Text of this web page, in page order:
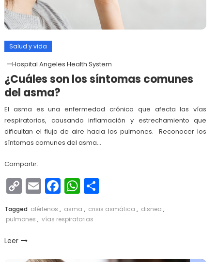
Salud y vida
Hospital Angeles Health System
¿Cuáles son los síntomas comunes
del asma?
El asma es una enfermedad crónica que afecta las vías
respiratorias, causando inflamación y estrechamiento que
dificultan el flujo de aire hacia los pulmones. Reconocer los
síntomas comunes del asma…
Compartir:
Copy
Link
EmailFacebook
WhatsApp
Compartir
Tagged alértenos , asma , crisis asmática , disnea ,
pulmones , vías respiratorias
Leer